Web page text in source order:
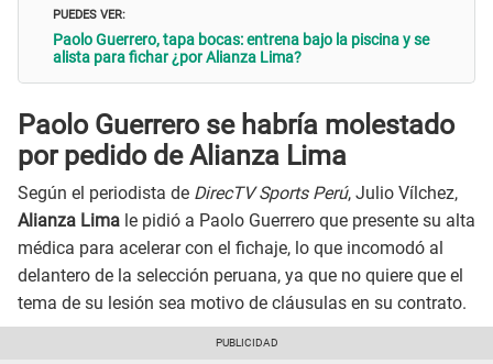
PUEDES VER:
Paolo Guerrero, tapa bocas: entrena bajo la piscina y se
alista para fichar ¿por Alianza Lima?
Paolo Guerrero se habría molestado
por pedido de Alianza Lima
Según el periodista de DirecTV Sports Perú, Julio Vílchez,
Alianza Lima le pidió a Paolo Guerrero que presente su alta
médica para acelerar con el fichaje, lo que incomodó al
delantero de la selección peruana, ya que no quiere que el
tema de su lesión sea motivo de cláusulas en su contrato.